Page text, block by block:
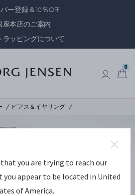
ー登録＆10％OFF
座本店のご案内
ラッピングについて
0
ピアス＆イヤリング
you are trying to reach our
you appear to be located in United
of America.